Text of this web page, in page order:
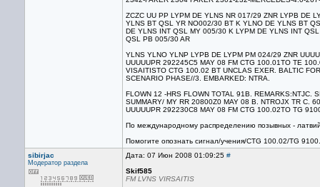
ZCZC UU PP LYPM DE YLNS NR 017/29 ZNR LYPB DE
YLNS BT QSL YR NO002/30 BT K YLNO DE YLNS BT
DE YLNS INT QSL MY 005/30 K LYPM DE YLNS INT
QSL PB 005/30 AR
YLNS YLNO YLNP LYPB DE LYPM PM 024/29 ZNR
UUUUUPR 292245C5 MAY 08 FM CTG 100.01TO TE
VISAITISTO CTG 100.02 BT UNCLAS EXER. BALTIC
SCENARIO PHASE//3. EMBARKED: NTRA.
FLOWN 12 -HRS FLOWN TOTAL 91B. REMARKS:NTJC.
SUMMARY/ MY RR 20800Z0 MAY 08 B. NTROJX TR C.
UUUUUPR 292230C8 MAY 08 FM CTG 100.02TO TG
По международному распределению позывных -
Помогите опознать сигнал/учения/CTG 100.02/TG
sibirjac
Модератор раздела
Дата: 07 Июн 2008 01:09:25 #
Skif585
FM LVNS VIRSAITIS